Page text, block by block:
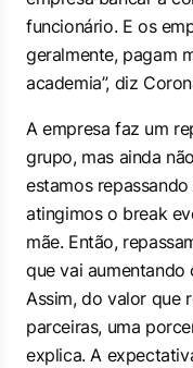
funcionário. E os
geralmente, pagam
academia”, diz
A empresa faz um
grupo, mas ainda
estamos
atingimos o break
mãe. Então,
que vai aumentando
Assim, do valor que
parceiras, uma
explica. A